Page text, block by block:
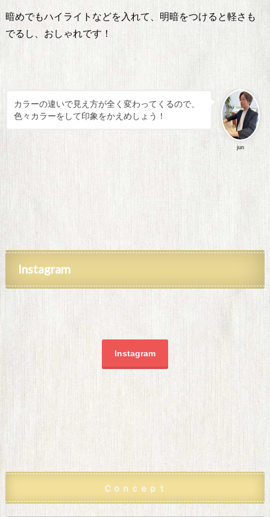
暗めでもハイライトなどを入れて、明暗をつけると軽さも
でるし、おしゃれです！
jun
カラーの違いで見え方が全く変わってくるので、
色々カラーをして印象をかえめしょう！
Instagram
Instagram
Ｃｏｎｃｅｐｔ